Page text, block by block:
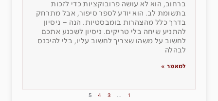
ברחוב, הוא לא עושה פרובוקציות כדי לזכות
בתשומת לב. הוא יודע לספר סיפור, אבל מתרחק
בדרך כלל מהצהרות בומבסטיות. הנה – ניסיון
להתניע שיחה בלי טריקים. ניסיון לשכנע אתכם
לחשוב על משהו שצריך לחשוב עליו, בלי להיכנס
לבהלה
למאמר »
1
…
3
4
5